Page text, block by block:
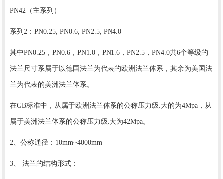
PN42（主系列）
系列2：PN0.25, PN0.6, PN2.5, PN4.0
其中PN0.25，PN0.6，PN1.0，PN1.6，PN2.5，PN4.0共6个等级的
法兰尺寸系属于以德国法兰为代表的欧洲法兰体系，其余为美国法
兰为代表的美洲法兰体系。
在GB标准中，从属于欧洲法兰体系的公称压力级.大的为4Mpa，从
属于美洲法兰体系的公称压力级.大为42Mpa。
2、公称通径：10mm~4000mm
3、 法兰的结构形式：